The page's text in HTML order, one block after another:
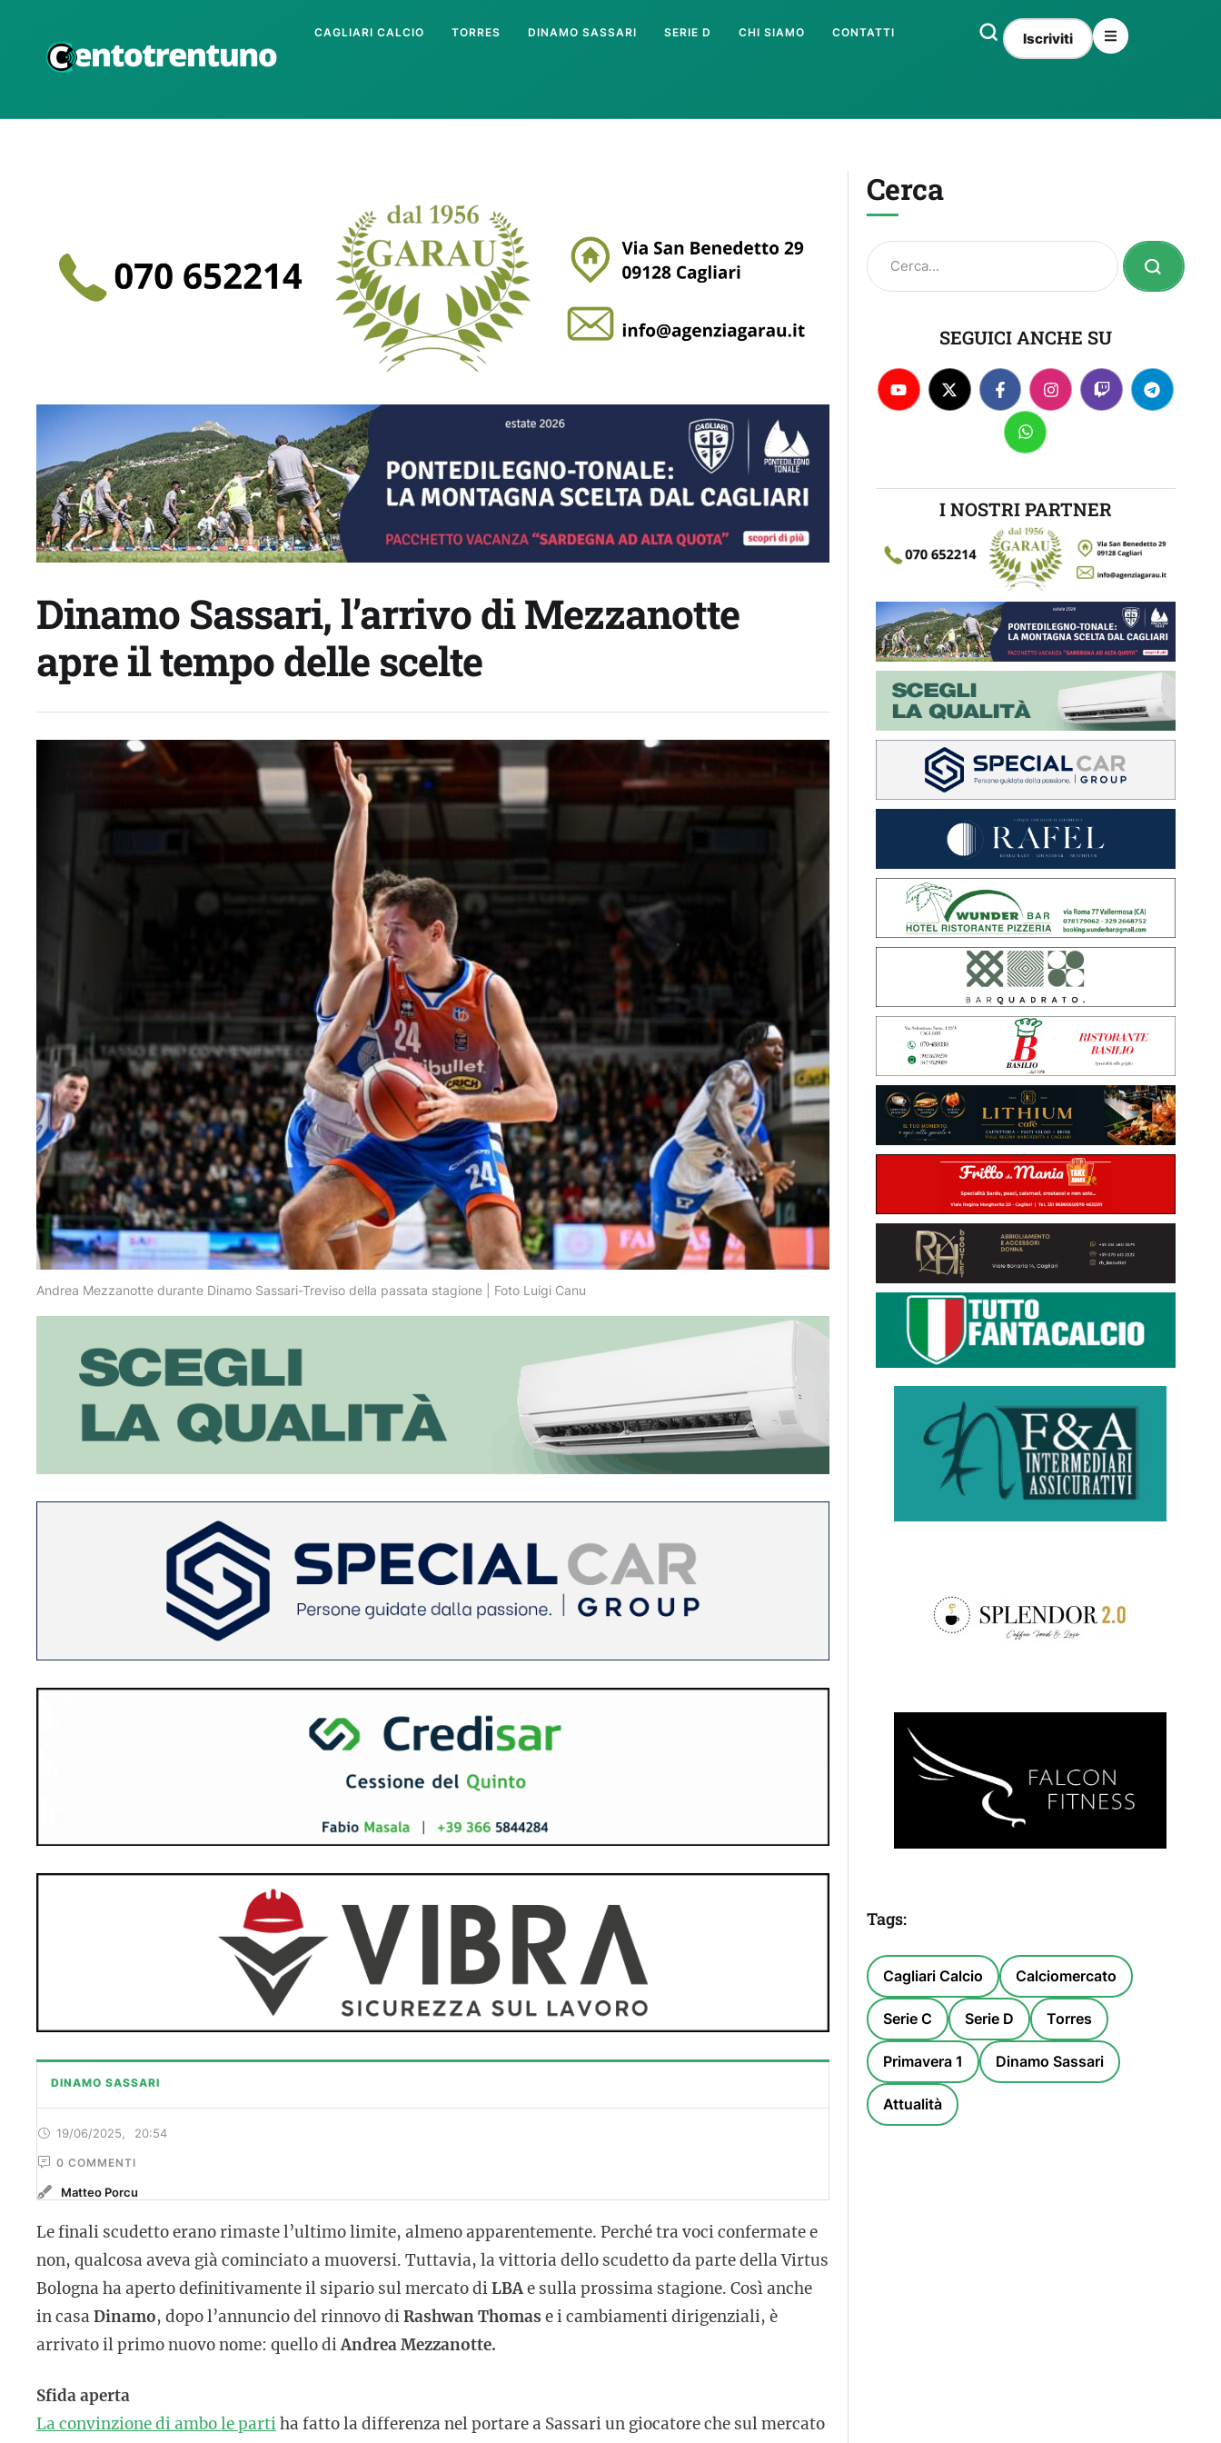
CAGLIARI CALCIO TORRES DINAMO SASSARI SERIE D CHI SIAMO CONTATTI Iscriviti
Dinamo Sassari, l’arrivo di Mezzanotte
apre il tempo delle scelte
Andrea Mezzanotte durante Dinamo Sassari-Treviso della passata stagione | Foto Luigi Canu
DINAMO SASSARI
19/06/2025 20:54
0 COMMENTI
Matteo Porcu
Le finali scudetto erano rimaste l’ultimo limite, almeno apparentemente. Perché tra voci confermate e
non, qualcosa aveva già cominciato a muoversi. Tuttavia, la vittoria dello scudetto da parte della Virtus
Bologna ha aperto definitivamente il sipario sul mercato diLBAe sulla prossima stagione. Così anche
in casa Dinamo, dopo l’annuncio del rinnovo diRashwan Thomas e i cambiamenti dirigenziali, è
arrivato il primo nuovo nome: quello diAndrea Mezzanotte.
Sfida aperta
La convinzione di ambo le partiha fatto la differenza nel portare a Sassari un giocatore che sul mercato
Cerca
SEGUICI ANCHE SU
I NOSTRI PARTNER
Tags:
Cagliari Calcio Calciomercato
Serie C Serie D Torres
Primavera 1 Dinamo Sassari
Attualità